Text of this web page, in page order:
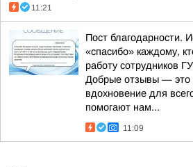
11:21
Пост благодарности.
«спасибо» каждому,
работу сотрудников
Добрые отзывы —
вдохновение для
помогают нам...
11:09